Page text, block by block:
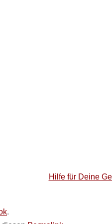
Hilfe für Deine
.